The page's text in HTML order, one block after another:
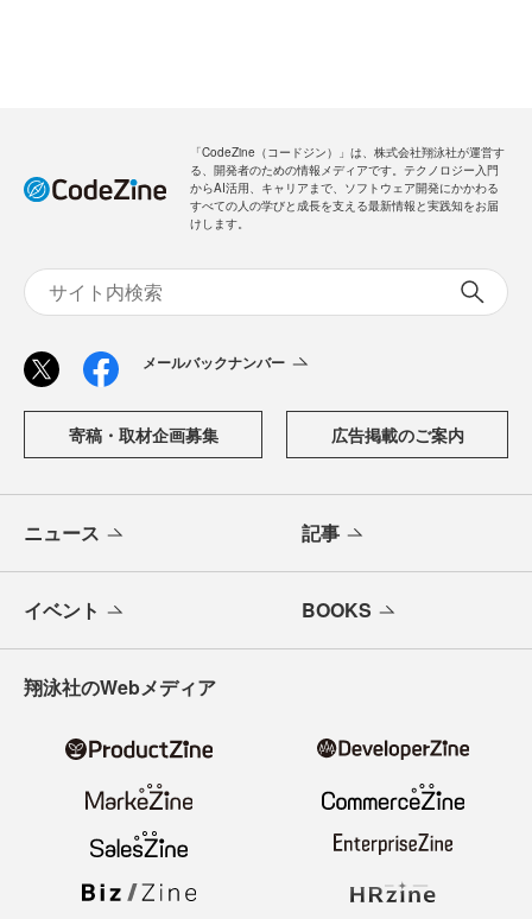
「CodeZine（コードジン）」は、株式会社翔泳社が運営す
る、開発者のための情報メディアです。テクノロジー入門
からAI活用、キャリアまで、ソフトウェア開発にかかわる
すべての人の学びと成長を支える最新情報と実践知をお届
けします。
メールバックナンバー
寄稿・取材企画募集 広告掲載のご案内
ニュース 記事
イベント BOOKS
翔泳社のWebメディア